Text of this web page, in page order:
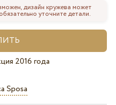
дизайн кружева может
уточните детали.
2016 года
Sposa